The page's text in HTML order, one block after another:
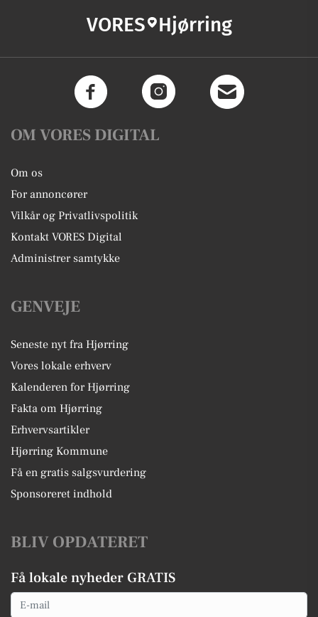
VORES Hjørring
OM VORES DIGITAL
Om os
For annoncører
Vilkår og Privatlivspolitik
Kontakt VORES Digital
Administrer samtykke
GENVEJE
Seneste nyt fra Hjørring
Vores lokale erhverv
Kalenderen for Hjørring
Fakta om Hjørring
Erhvervsartikler
Hjørring Kommune
Få en gratis salgsvurdering
Sponsoreret indhold
BLIV OPDATERET
Få lokale nyheder GRATIS
Email